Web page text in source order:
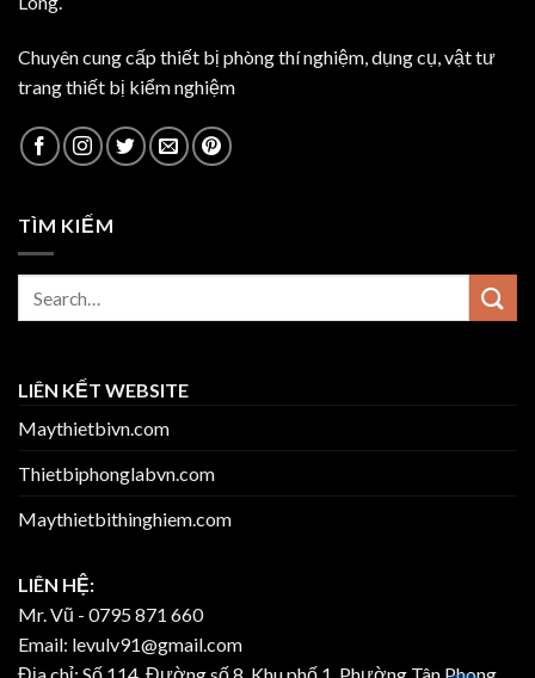
Chuyên cung cấp thiết bị phòng thí nghiệm, dụng cụ, vật tư
trang thiết bị kiểm nghiệm
TÌM KIẾM
LIÊN KẾT WEBSITE
Maythietbivn.com
Thietbiphonglabvn.com
Maythietbithinghiem.com
LIÊN HỆ:
Mr. Vũ - 0795 871 660
Email: levulv91@gmail.com